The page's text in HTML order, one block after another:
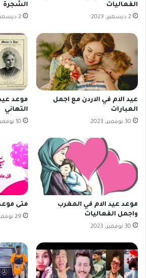
الفعاليات
2 ديسمبر، 2023
الشجرة
2 ديسمبر، 2023
عيد الام في الاردن مع اجمل
العبارات
30 نوفمبر، 2023
موعد
التهاني
10 نوفمبر، 2024
موعد عيد الام في المغرب
واجمل الفعاليات
30 نوفمبر، 2023
متى
29 نوفمبر، 2023